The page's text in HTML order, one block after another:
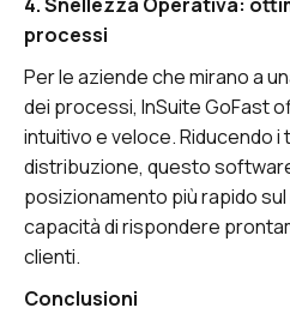
processi
Per le aziende che mirano a
dei processi, InSuite GoFast
intuitivo e veloce. Riducendo i
distribuzione, questo
posizionamento più rapido
capacità di rispondere
clienti.
Conclusioni